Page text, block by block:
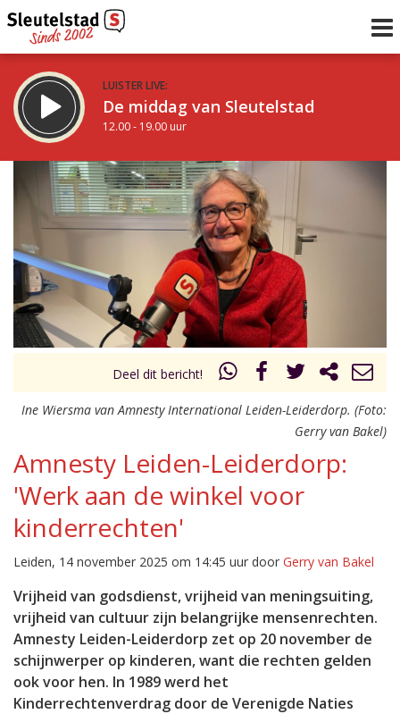
LUISTER LIVE:
De middag van Sleutelstad
12.00 - 19.00 uur
STRAKS:
De avond van Sleutelstad
19.00 - 22.00 uur
Vorig uur
uur 1 van 0 Volgend uur
Inklappen
Deel dit bericht!
Ine Wiersma van Amnesty International Leiden-Leiderdorp. (Foto:
Gerry van Bakel)
Amnesty Leiden-Leiderdorp:
'Werk aan de winkel voor
kinderrechten'
Leiden, 14 november 2025 om 14:45 uur door Gerry van Bakel
Vrijheid van godsdienst, vrijheid van meningsuiting,
vrijheid van cultuur zijn belangrijke mensenrechten.
Amnesty Leiden-Leiderdorp zet op 20 november de
schijnwerper op kinderen, want die rechten gelden
ook voor hen. In 1989 werd het
Kinderrechtenverdrag door de Verenigde Naties